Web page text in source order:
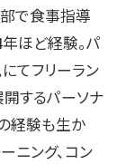
で食事指導
ほど経験。パ
てフリーラン
するパーソナ
経験も生か
ニング、コン